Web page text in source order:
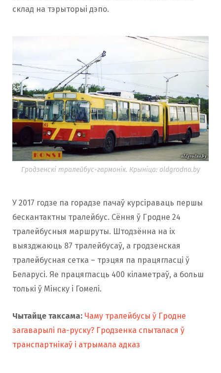
склад на тэрыторыі дэпо.
Гродзенскі тралейбус-гармонік. Крыніца: oldgrodno.by
У 2017 годзе па горадзе пачаў курсіраваць першы
бескантактны тралейбус. Сёння ў Гродне 24
тралейбусныя маршруты. Штодзённа на іх
выязджаюць 87 тралейбусаў, а гродзенская
тралейбусная сетка – трэцяя па працягласці ў
Беларусі. Яе працягласць 400 кіламетраў, а больш
толькі ў Мінску і Гомелі.
Чытайце таксама: Чаму тралейбусы ў Гродне
загаварылі па-руску? Гродзенка спыталася ў
транспартнікаў і атрымала адказ